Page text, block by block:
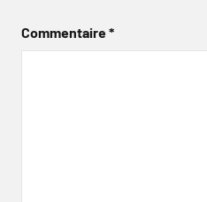
Commentaire*